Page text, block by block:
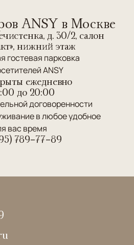
ANSY в Москве
д. 30/2, салон
нижний этаж
гостевая парковка
ANSY
ежедневно
до 20:00
договоренности
в любое удобное
вас время
789-77-89